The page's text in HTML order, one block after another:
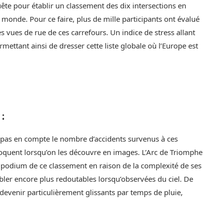
pour établir un classement des dix intersections en
Pour ce faire, plus de mille participants ont évalué
vues de rue de ces carrefours. Un indice de stress allant
ainsi de dresser cette liste globale où l’Europe est
en compte le nombre d’accidents survenus à ces
lorsqu’on les découvre en images. L’Arc de Triomphe
de ce classement en raison de la complexité de ses
encore plus redoutables lorsqu’observées du ciel. De
particulièrement glissants par temps de pluie,